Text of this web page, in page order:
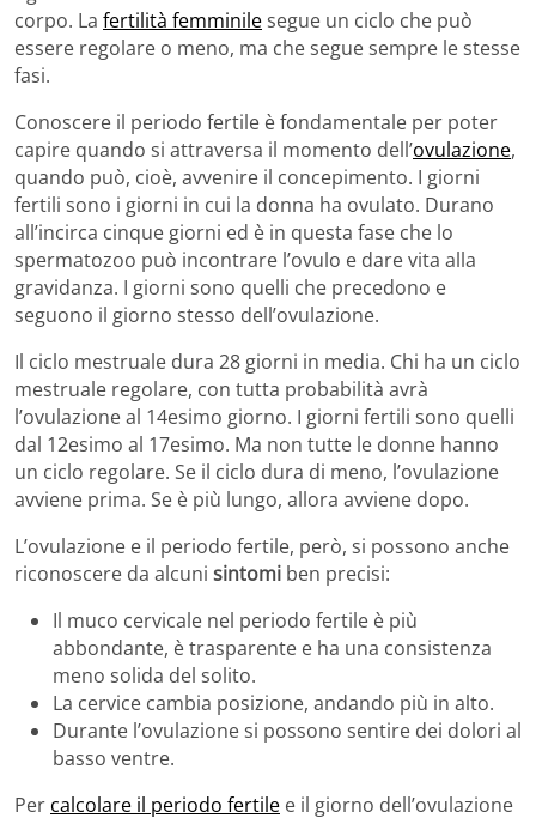
corpo. La fertilità femminilesegue un ciclo che può
essere regolare o meno, ma che segue sempre le stesse
fasi.
Conoscere il periodo fertile è fondamentale per poter
capire quando si attraversa il momento dell’ovulazione,
quando può, cioè, avvenire il concepimento. I giorni
fertili sono i giorni in cui la donna ha ovulato. Durano
all’incirca cinque giorni ed è in questa fase che lo
spermatozoo può incontrare l’ovulo e dare vita alla
gravidanza. I giorni sono quelli che precedono e
seguono il giorno stesso dell’ovulazione.
Il ciclo mestruale dura 28 giorni in media. Chi ha un ciclo
mestruale regolare, con tutta probabilità avrà
l’ovulazione al 14esimo giorno. I giorni fertili sono quelli
dal 12esimo al 17esimo. Ma non tutte le donne hanno
un ciclo regolare. Se il ciclo dura di meno, l’ovulazione
avviene prima. Se è più lungo, allora avviene dopo.
L’ovulazione e il periodo fertile, però, si possono anche
riconoscere da alcuni sintomi ben precisi:
Il muco cervicale nel periodo fertile è più
abbondante, è trasparente e ha una consistenza
meno solida del solito.
La cervice cambia posizione, andando più in alto.
Durante l’ovulazione si possono sentire dei dolori al
basso ventre.
Per calcolare il periodo fertile e il giorno dell’ovulazione